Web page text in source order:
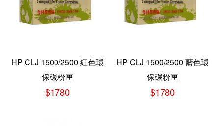
HP CLJ 1500/2500 紅色環
保碳粉匣
$1780
HP CLJ 1500/2500 藍色環
保碳粉匣
$1780